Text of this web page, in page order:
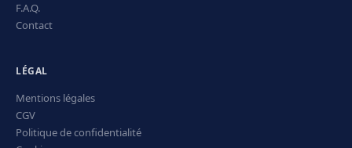
F.A.Q.
Contact
LÉGAL
Mentions légales
CGV
Politique de confidentialité